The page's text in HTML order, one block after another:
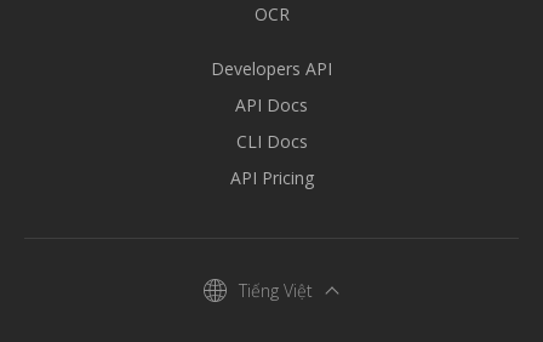
OCR
Developers API
API Docs
CLI Docs
API Pricing
Tiếng Việt